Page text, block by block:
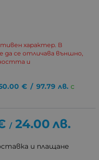
характер. В
се отличава външно,
и
€ / 97.79 лв. с
/ 24.00 лв.
и плащане